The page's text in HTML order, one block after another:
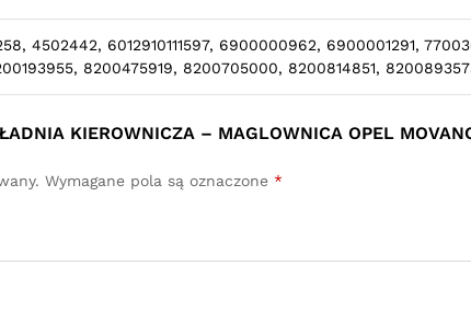
4502442, 6012910111597, 6900000962, 6900001291,
8200475919, 8200705000, 8200814851,
KIEROWNICZA – MAGLOWNICA OPEL
Wymagane pola są oznaczone *